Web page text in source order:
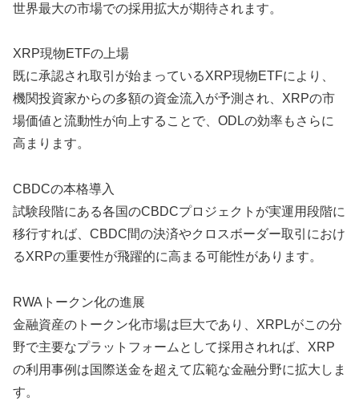
世界最大の市場での採用拡大が期待されます。
XRP現物ETFの上場
既に承認され取引が始まっているXRP現物ETFにより、
機関投資家からの多額の資金流入が予測され、XRPの市
場価値と流動性が向上することで、ODLの効率もさらに
高まります。
CBDCの本格導入
試験段階にある各国のCBDCプロジェクトが実運用段階に
移行すれば、CBDC間の決済やクロスボーダー取引におけ
るXRPの重要性が飛躍的に高まる可能性があります。
RWAトークン化の進展
金融資産のトークン化市場は巨大であり、XRPLがこの分
野で主要なプラットフォームとして採用されれば、XRP
の利用事例は国際送金を超えて広範な金融分野に拡大しま
す。